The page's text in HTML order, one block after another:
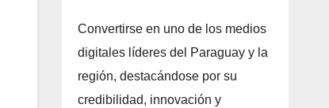
Convertirse en uno de los medios
digitales líderes del Paraguay y la
región, destacándose por su
credibilidad, innovación y